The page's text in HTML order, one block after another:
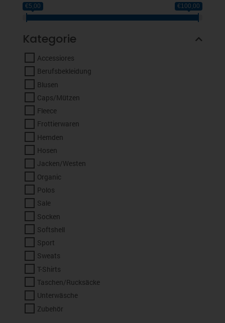
€5,00 €100,00
Kategorie
Accessiores
Berufsbekleidung
Blusen
Caps/Mützen
Fleece
Frottierwaren
Hemden
Hosen
Jacken/Westen
Organic
Polos
Sale
Socken
Softshell
Sport
Sweats
T-Shirts
Taschen/Rucksäcke
Unterwäsche
Zubehör